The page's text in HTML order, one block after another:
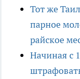
Тот же
парное
райское
Начиная с